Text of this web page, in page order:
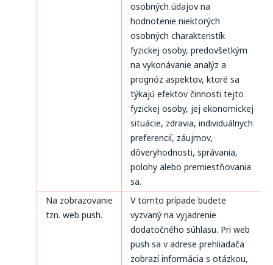
osobných údajov na
hodnotenie niektorých
osobných charakteristík
fyzickej osoby, predovšetkým
na vykonávanie analýz a
prognóz aspektov, ktoré sa
týkajú efektov činnosti tejto
fyzickej osoby, jej ekonomickej
situácie, zdravia, individuálnych
preferencií, záujmov,
dôveryhodnosti, správania,
polohy alebo premiestňovania
sa.
Na zobrazovanie
tzn. web push.
V tomto prípade budete
vyzvaný na vyjadrenie
dodatočného súhlasu. Pri web
push sa v adrese prehliadača
zobrazí informácia s otázkou,